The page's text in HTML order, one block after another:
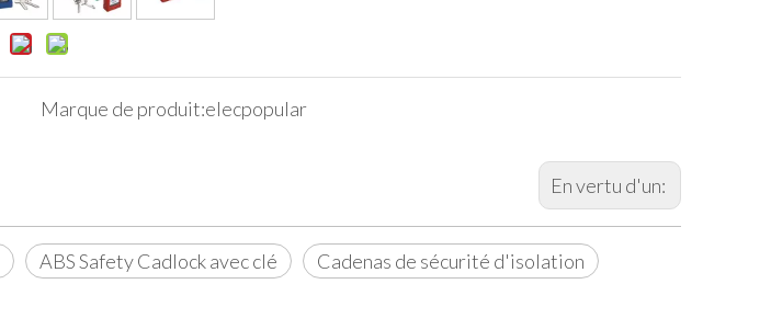
Marque de produit:elecpopular
En vertu d'un:
ABS Safety Cadlock avec clé Cadenas de sécurité d'isolation